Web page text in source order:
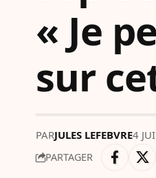
« Je
sur
PARJULES LEFEBVRE4
PARTAGER